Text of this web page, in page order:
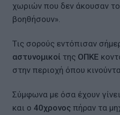
χωριών που δεν άκουσαν
βοηθήσουν».
Τις σορούς εντόπισαν
αστυνομικοί της ΟΠΚΕ
στην περιοχή όπου
Σύμφωνα με όσα έχουν
και ο 40χρονος πήραν τα